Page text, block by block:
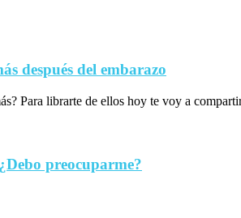
después del embarazo
Para librarte de ellos hoy te voy a
preocuparme?